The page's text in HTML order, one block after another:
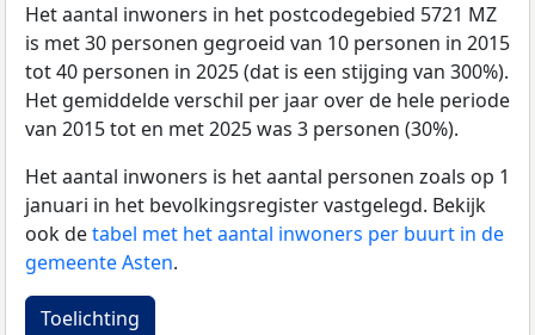
Het aantal inwoners in het postcodegebied 5721 MZ
is met 30 personen gegroeid van 10 personen in 2015
tot 40 personen in 2025 (dat is een stijging van 300%).
Het gemiddelde verschil per jaar over de hele periode
van 2015 tot en met 2025 was 3 personen (30%).
Het aantal inwoners is het aantal personen zoals op 1
januari in het bevolkingsregister vastgelegd. Bekijk
ook detabel met het aantal inwoners per buurt in de
gemeente Asten.
Toelichting